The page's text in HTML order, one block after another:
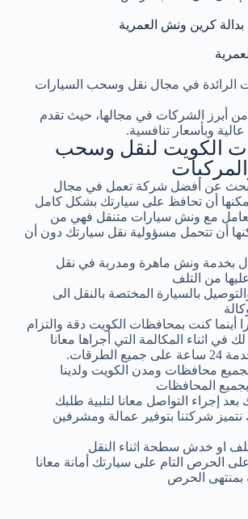
بدالة كرين ونش العمرية
الرائدة في مجال نقل وسحب السيارات
من أبرز الشركات في مجالها، حيث تقدم
وبأسعار تنافسية.
الكويت لنقل وسحب
تبحث عن أفضل شركة تعمل في مجال
أن تحافظ على سيارتك بشكل كامل
مع ونش سيارات متنقل فهي من
أن تتحمل مسؤولية نقل سيارتك دون أن
بخدمة ونش ماهرة ومدربة في نقل
من التلف
بالسيارة المختصة بالنقل الى
أينما كنت بمحافظات الكويت دقة والتزام
في اثناء المكالمة التي أجراها معانا
محافظات ومدن الكويت ولدينا
المحافظات
إجراء التواصل معانا لتلبية طلبك
شركتنا بتوفير عمالة ومشرفين
او خدش سطحة اثناء النقل
على الحرص التام على سيارتك أمانة معانا
بمنتهى الحرص